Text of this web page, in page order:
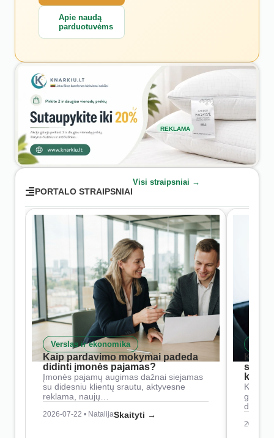
Apie naudą
parduotuvėms
REKLAMA
PORTALO STRAIPSNIAI
Visi straipsniai →
Verslas ir ekonomika
Kaip pardavimo mokymai padeda
didinti įmonės pajamas?
Įmonės pajamų augimas dažnai siejamas
su didesniu klientų srautu, aktyvesne
reklama, naujų…
2026-07-22 • NatalijaSkaityti →
Kaip
2026-